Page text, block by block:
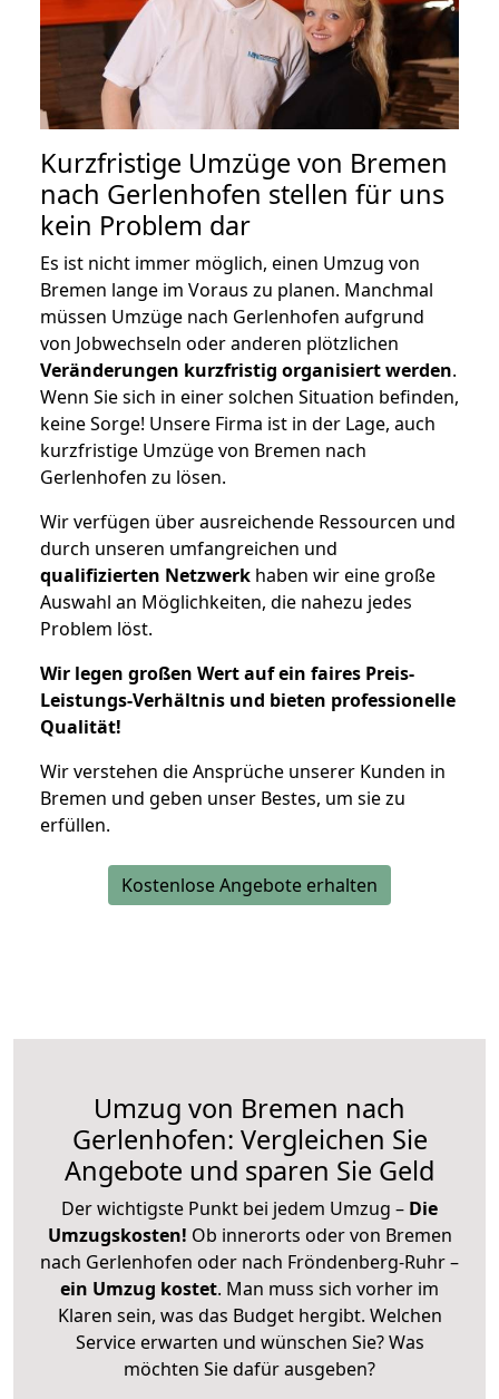
Kurzfristige Umzüge von Bremen
nach Gerlenhofen stellen für uns
kein Problem dar
Es ist nicht immer möglich, einen Umzug von
Bremen lange im Voraus zu planen. Manchmal
müssen Umzüge nach Gerlenhofen aufgrund
von Jobwechseln oder anderen plötzlichen
Veränderungen kurzfristig organisiert werden.
Wenn Sie sich in einer solchen Situation befinden,
keine Sorge! Unsere Firma ist in der Lage, auch
kurzfristige Umzüge von Bremen nach
Gerlenhofen zu lösen.
Wir verfügen über ausreichende Ressourcen und
durch unseren umfangreichen und
qualifizierten Netzwerk haben wir eine große
Auswahl an Möglichkeiten, die nahezu jedes
Problem löst.
Wir legen großen Wert auf ein faires Preis-
Leistungs-Verhältnis und bieten professionelle
Qualität!
Wir verstehen die Ansprüche unserer Kunden in
Bremen und geben unser Bestes, um sie zu
erfüllen.
Kostenlose Angebote erhalten
Umzug von Bremen nach
Gerlenhofen: Vergleichen Sie
Angebote und sparen Sie Geld
Der wichtigste Punkt bei jedem Umzug – Die
Umzugskosten! Ob innerorts oder von Bremen
nach Gerlenhofen oder nach Fröndenberg-Ruhr –
ein Umzug kostet. Man muss sich vorher im
Klaren sein, was das Budget hergibt. Welchen
Service erwarten und wünschen Sie? Was
möchten Sie dafür ausgeben?